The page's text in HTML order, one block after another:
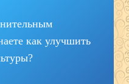
как улучшить